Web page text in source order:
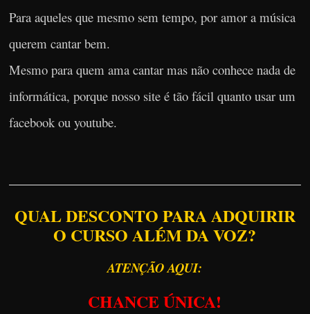
Para aqueles que mesmo sem tempo, por amor a música
querem cantar bem.
Mesmo para quem ama cantar mas não conhece nada de
informática, porque nosso site é tão fácil quanto usar um
facebook ou youtube.
QUAL DESCONTO PARA ADQUIRIR
O CURSO ALÉM DA VOZ?
ATENÇÃO AQUI:
CHANCE ÚNICA!